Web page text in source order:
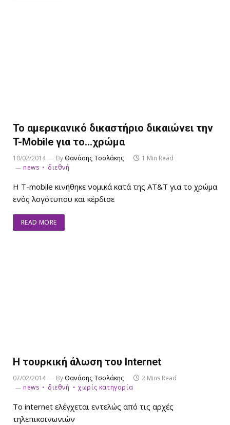
Το αμερικανικό δικαστήριο δικαιώνει την
T-Mobile για το…χρώμα
10/02/2014 ByΘανάσης Τσολάκης
1 Min Read
news
διεθνή
H T-mobile κινήθηκε νομικά κατά της AT&T για το χρώμα
ενός λογότυπου και κέρδισε
READ MORE
Η τουρκική άλωση του Internet
07/02/2014 ByΘανάσης Τσολάκης
2 Mins Read
news
διεθνή χωρίς κατηγορία
To internet ελέγχεται εντελώς από τις αρχές
τηλεπικοινωνιών